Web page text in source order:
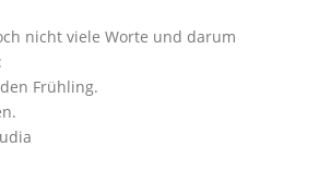
nicht viele Worte und darum
Frühling.